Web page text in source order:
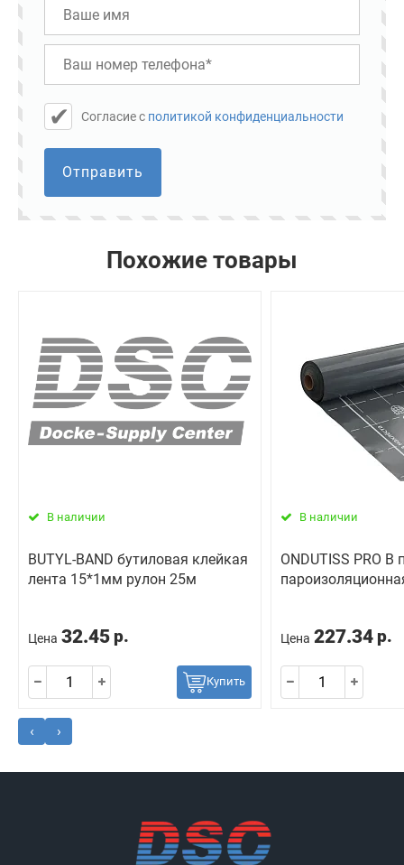
Cогласие с политикой конфиденциальности
Отправить
Похожие товары
В наличии
BUTYL-BAND бутиловая клейкая
лента 15*1мм рулон 25м
Цена 32.45 р.
Купить
В наличии
ONDUTISS PRO B
Цена 227.34 р.
‹ ›